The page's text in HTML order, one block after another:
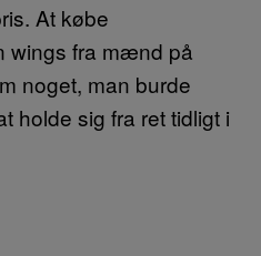
At købe
wings fra mænd på
noget, man burde
holde sig fra ret tidligt i